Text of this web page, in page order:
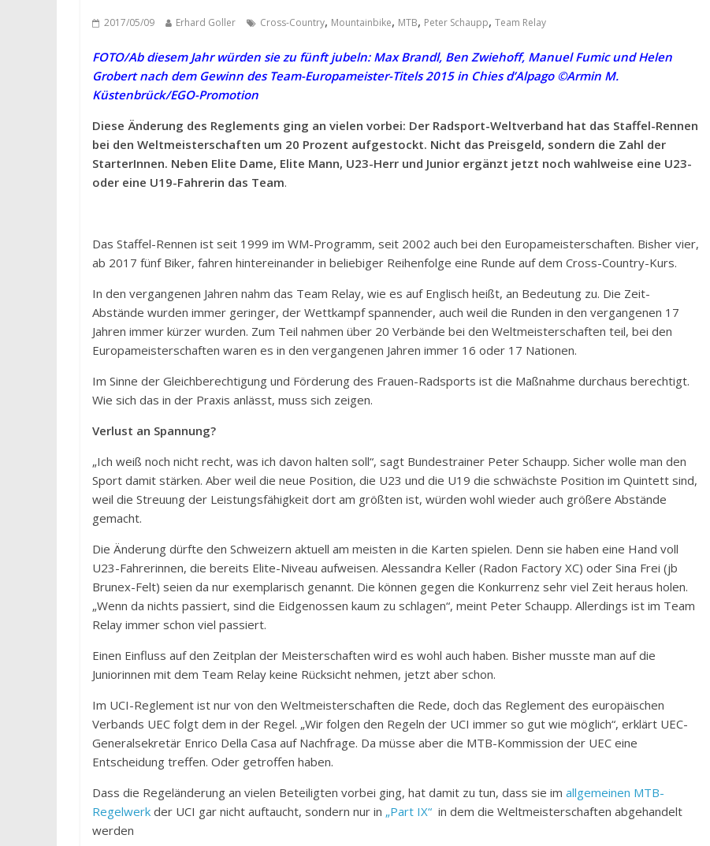
2017/05/09 Erhard Goller Cross-Country, Mountainbike, MTB, Peter Schaupp, Team Relay
FOTO/Ab diesem Jahr würden sie zu fünft jubeln: Max Brandl, Ben Zwiehoff, Manuel Fumic und Helen
Grobert nach dem Gewinn des Team-Europameister-Titels 2015 in Chies d’Alpago ©Armin M.
Küstenbrück/EGO-Promotion
Diese Änderung des Reglements ging an vielen vorbei: Der Radsport-Weltverband hat das Staffel-Rennen
bei den Weltmeisterschaften um 20 Prozent aufgestockt. Nicht das Preisgeld, sondern die Zahl der
StarterInnen. Neben Elite Dame, Elite Mann, U23-Herr und Junior ergänzt jetzt noch wahlweise eine U23-
oder eine U19-Fahrerin das Team.
Das Staffel-Rennen ist seit 1999 im WM-Programm, seit 2002 auch bei den Europameisterschaften. Bisher vier,
ab 2017 fünf Biker, fahren hintereinander in beliebiger Reihenfolge eine Runde auf dem Cross-Country-Kurs.
In den vergangenen Jahren nahm das Team Relay, wie es auf Englisch heißt, an Bedeutung zu. Die Zeit-
Abstände wurden immer geringer, der Wettkampf spannender, auch weil die Runden in den vergangenen 17
Jahren immer kürzer wurden. Zum Teil nahmen über 20 Verbände bei den Weltmeisterschaften teil, bei den
Europameisterschaften waren es in den vergangenen Jahren immer 16 oder 17 Nationen.
Im Sinne der Gleichberechtigung und Förderung des Frauen-Radsports ist die Maßnahme durchaus berechtigt.
Wie sich das in der Praxis anlässt, muss sich zeigen.
Verlust an Spannung?
„Ich weiß noch nicht recht, was ich davon halten soll“, sagt Bundestrainer Peter Schaupp. Sicher wolle man den
Sport damit stärken. Aber weil die neue Position, die U23 und die U19 die schwächste Position im Quintett sind,
weil die Streuung der Leistungsfähigkeit dort am größten ist, würden wohl wieder auch größere Abstände
gemacht.
Die Änderung dürfte den Schweizern aktuell am meisten in die Karten spielen. Denn sie haben eine Hand voll
U23-Fahrerinnen, die bereits Elite-Niveau aufweisen. Alessandra Keller (Radon Factory XC) oder Sina Frei (jb
Brunex-Felt) seien da nur exemplarisch genannt. Die können gegen die Konkurrenz sehr viel Zeit heraus holen.
„Wenn da nichts passiert, sind die Eidgenossen kaum zu schlagen“, meint Peter Schaupp. Allerdings ist im Team
Relay immer schon viel passiert.
Einen Einfluss auf den Zeitplan der Meisterschaften wird es wohl auch haben. Bisher musste man auf die
Juniorinnen mit dem Team Relay keine Rücksicht nehmen, jetzt aber schon.
Im UCI-Reglement ist nur von den Weltmeisterschaften die Rede, doch das Reglement des europäischen
Verbands UEC folgt dem in der Regel. „Wir folgen den Regeln der UCI immer so gut wie möglich“, erklärt UEC-
Generalsekretär Enrico Della Casa auf Nachfrage. Da müsse aber die MTB-Kommission der UEC eine
Entscheidung treffen. Oder getroffen haben.
Dass die Regeländerung an vielen Beteiligten vorbei ging, hat damit zu tun, dass sie im allgemeinen MTB-
Regelwerk der UCI gar nicht auftaucht, sondern nur in „Part IX“ in dem die Weltmeisterschaften abgehandelt
werden